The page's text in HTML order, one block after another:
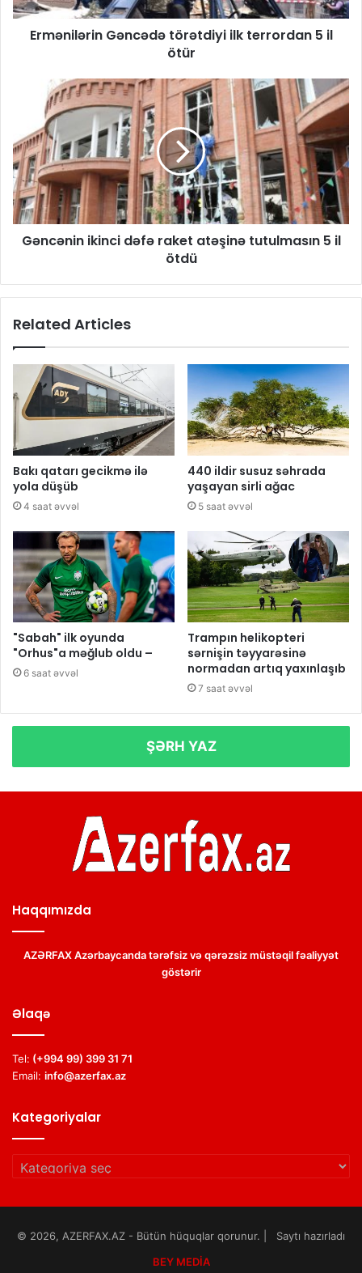
Ermənilərin Gəncədə törətdiyi ilk terrordan 5 il
ötür
Gəncənin ikinci dəfə raket atəşinə tutulmasın 5 il
ötdü
Related Articles
Bakı qatarı gecikmə ilə
yola düşüb
4 saat əvvəl
440 ildir susuz səhrada
yaşayan sirli ağac
5 saat əvvəl
"Sabah" ilk oyunda
"Orhus"a məğlub oldu –
6 saat əvvəl
Trampın helikopteri
sərnişin təyyarəsinə
normadan artıq yaxınlaşıb
7 saat əvvəl
ŞƏRH YAZ
Haqqımızda
AZƏRFAX Azərbaycanda tərəfsiz və qərəzsiz müstəqil fəaliyyət
göstərir
Əlaqə
Tel: (+994 99) 399 31 71
Email: info@azerfax.az
Kategoriyalar
Kategoriyalar
© 2026, AZERFAX.AZ - Bütün hüquqlar qorunur. | Saytı hazırladı
BEY MEDİA